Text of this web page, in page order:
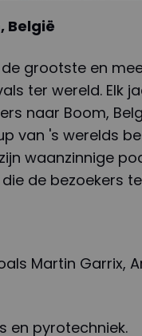
België
grootste en
ter wereld. Elk
naar Boom,
van 's werelds
waanzinnige
de bezoekers
Martin Garrix,
en pyrotechniek.